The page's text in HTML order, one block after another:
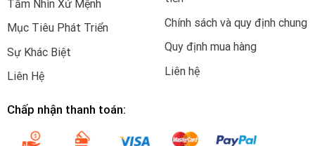
Tầm Nhìn Xứ Mệnh
Mục Tiêu Phát Triển
Sự Khác Biệt
Liên Hệ
Chính sách và quy định chung
Quy định mua hàng
Liên hệ
Chấp nhận thanh toán: